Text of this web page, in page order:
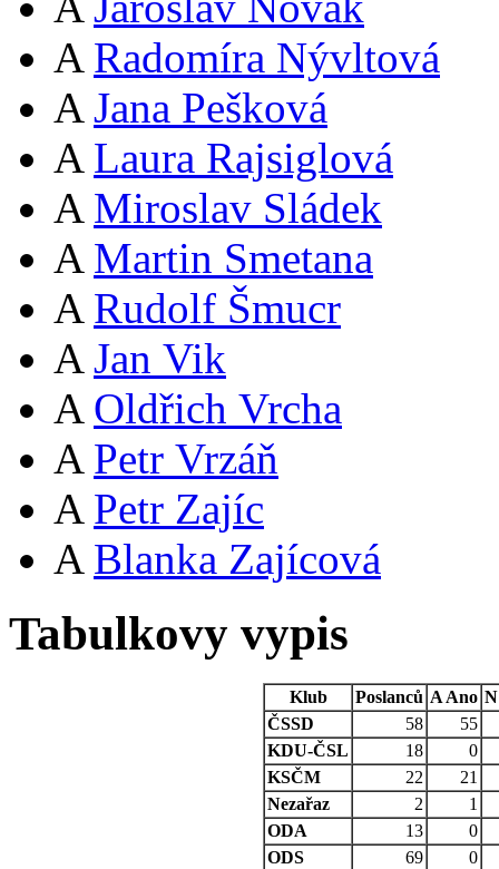
A Radomíra Nývltová
A Jana Pešková
A Laura Rajsiglová
A Miroslav Sládek
A Martin Smetana
A Rudolf Šmucr
A Jan Vik
A Oldřich Vrcha
A Petr Vrzáň
A Petr Zajíc
A Blanka Zajícová
Tabulkovy vypis
Klub Poslanců A Ano N
ČSSD
58
55
KDU-ČSL
18
0
KSČM
22
21
Nezařaz
2
1
ODA
13
0
ODS
69
0